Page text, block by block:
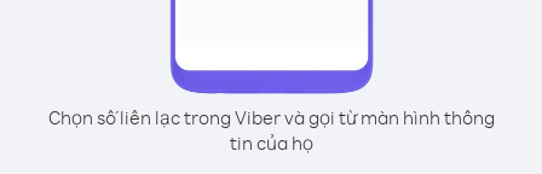
Chọn số liên lạc trong Viber và gọi từ màn hình thông
tin của họ